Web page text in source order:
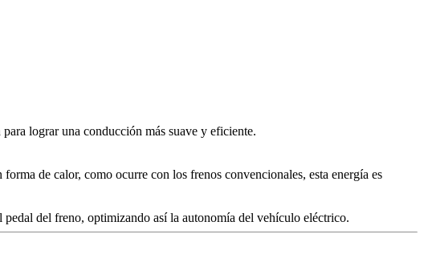
lograr una conducción más suave y eficiente.
de calor, como ocurre con los frenos convencionales, esta energía es
pedal del freno, optimizando así la autonomía del vehículo eléctrico.